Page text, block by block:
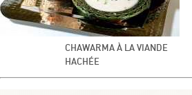
CHAWARMA À LA VIANDE
HACHÉE